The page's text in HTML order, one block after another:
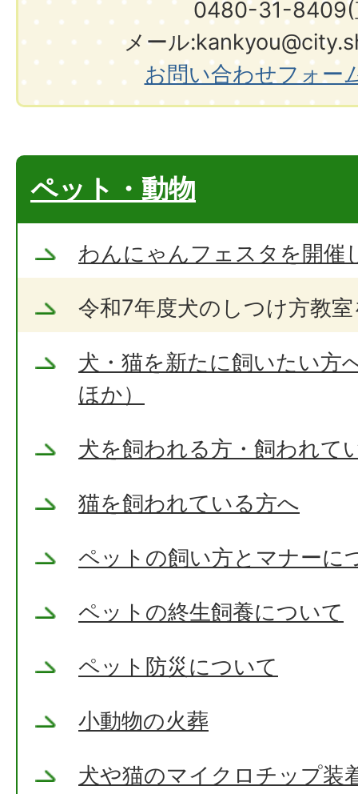
0480-31-8409(
メール
お問い合わせフォー
ペット・動物
わんにゃんフェスタを開催
令和7年度犬のしつけ方教
犬・猫を新たに飼いたい方
ほか）
犬を飼われる方・飼われて
猫を飼われている方へ
ペットの飼い方とマナーに
ペットの終生飼養について
ペット防災について
小動物の火葬
犬や猫のマイクロチップ装